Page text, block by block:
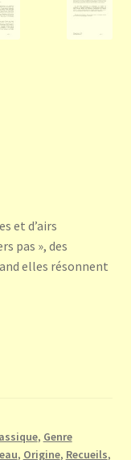
et d’airs
pas », des
elles résonnent
, Genre
, Origine, Recueils,